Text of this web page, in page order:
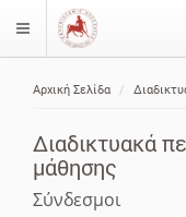
$langMenu
Αρχική Σελίδα
Διαδικτυακά
μάθησης
Σύνδεσμοι